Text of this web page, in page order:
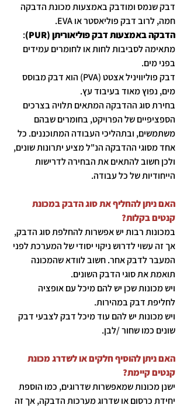
דבק שנמס ומודבק באמצעות מכונת הדבקה
חמה, לרוב דבק פוליאסטר או EVA.
הדבקה באמצעות דבק פוליאוריתן (PUR)
:
מתאימה לסביבות לחות או לחומרים עמידים
בפני מים.
דבק פוליוויניל אצטט (PVA) הוא דבק מבוסס
מים, נפוץ מאוד בעיבוד עץ.
בחירת סוג ההדבקה המתאים תלויה בצרכים
הספציפיים של הפרויקט, בחומרים שבהם
משתמשים, ובתהליכי העבודה המתוכננים. כל
אחד מסוגי ההדבקה הנ"ל מציע יתרונות שונים,
ולכן חשוב להתאים את הבחירה לדרישות
הייחודיות של כל עבודה.
האם ניתן להחליף את סוג הדבק במכונת
קנטים בקלות?
במכונות רבות יש אפשרות להחלפת סוג הדבק,
אך זה עשוי לדרוש ניקוי יסודי של המערכת לפני
המעבר לדבק אחר. חשוב לוודא שהמכונה
תואמת את סוגי הדבק השונים.
ויש מכונות שכן יש להם מיכל עם אופציה
לחליפת דבק במהירות.
ויש מכונות יש להם עוד מיכל דבק לצבעי דבק
שונים כמו שחור /לבן.
האם ניתן להוסיף חלקים או לשדרג מכונת
קנטים קיימת?
ישנן מכונות שמאפשרות שדרוגים, כמו הוספת
יחידת כרסום או שדרוג מערכות הדבקה, אך זה